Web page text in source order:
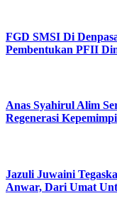
FGD SMSI Di
Pembentukan PFII
Anas Syahirul Alim
Regenerasi
Jazuli Juwaini
Anwar, Dari Umat